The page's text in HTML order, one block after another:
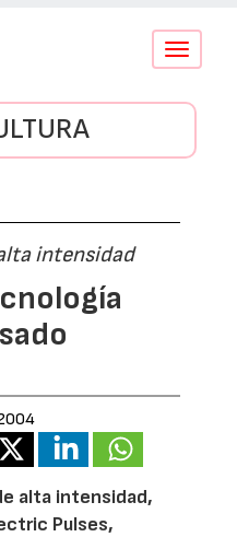
Conmutar
intensidad
alta intensidad,
Pulses,